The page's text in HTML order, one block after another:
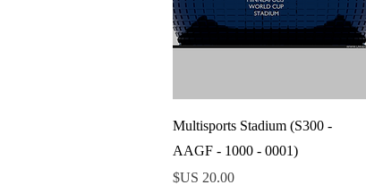
العرض السريع
Multisports Stadium (S300 -
AAGF - 1000 - 0001)
السعر